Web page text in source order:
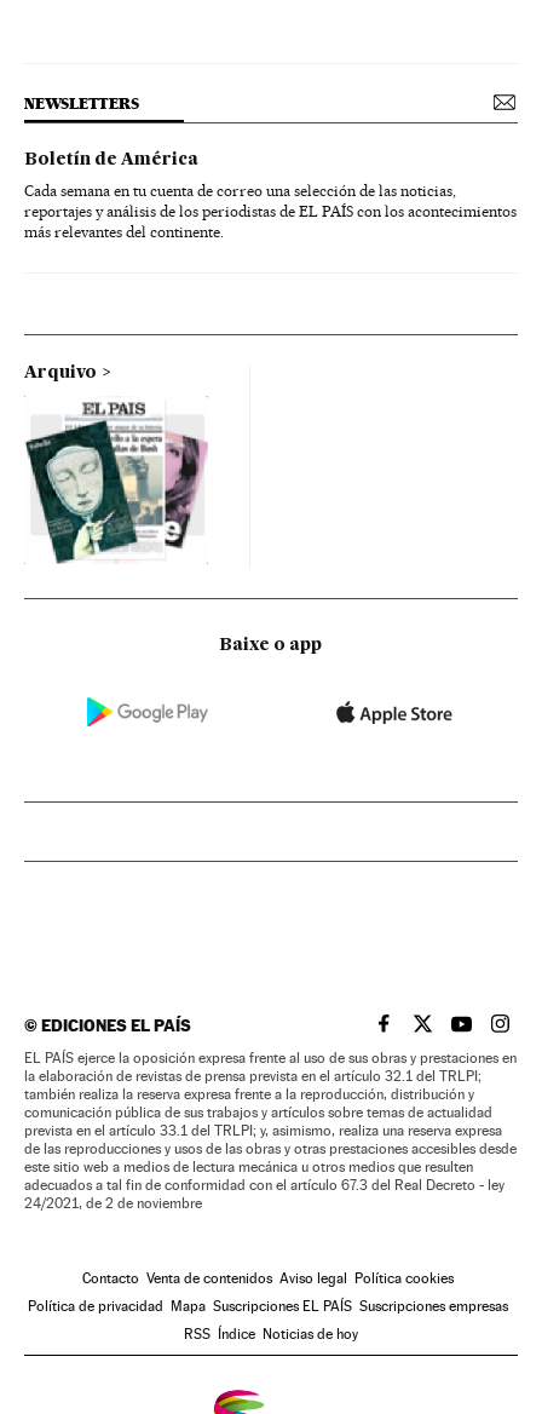
NEWSLETTERS
Boletín de América
Cada semana en tu cuenta de correo una selección de las noticias,
reportajes y análisis de los periodistas de EL PAÍS con los acontecimientos
más relevantes del continente.
Arquivo
Baixe o app
©EDICIONES EL PAÍS EL PAÍS BRASIL EN
EL PAÍSEL PAÍS
EL
EL PAÍS ejerce la oposición expresa frente al uso de sus obras y prestaciones en
la elaboración de revistas de prensa prevista en el artículo 32.1 del TRLPI;
también realiza la reserva expresa frente a la reproducción, distribución y
comunicación pública de sus trabajos y artículos sobre temas de actualidad
prevista en el artículo 33.1 del TRLPI; y, asimismo, realiza una reserva expresa
de las reproducciones y usos de las obras y otras prestaciones accesibles desde
este sitio web a medios de lectura mecánica u otros medios que resulten
adecuados a tal fin de conformidad con el artículo 67.3 del Real Decreto - ley
24/2021, de 2 de noviembre
Contacto Venta de contenidos Aviso legal Política cookies
Política de privacidad Mapa Suscripciones EL PAÍS Suscripciones empresas
RSS Índice Noticias de hoy